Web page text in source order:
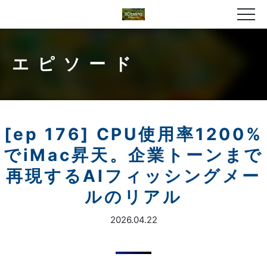
エピソード
[ep 176] CPU使用率1200%
でiMac昇天。企業トーンまで
再現するAIフィッシングメー
ルのリアル
2026.04.22